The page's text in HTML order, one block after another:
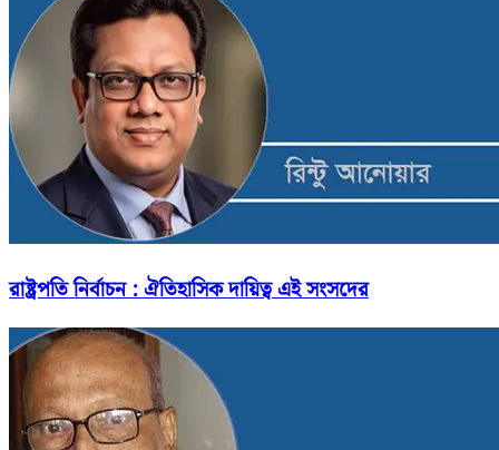
রাষ্ট্রপতি নির্বাচন : ঐতিহাসিক দায়িত্ব এই সংসদের